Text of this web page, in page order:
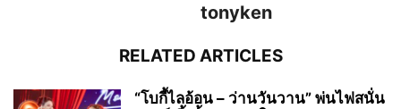
tonyken
RELATED ARTICLES
“โบกี้ไลอ้อน – ว่านวันวาน” พ่นไฟสนั่น